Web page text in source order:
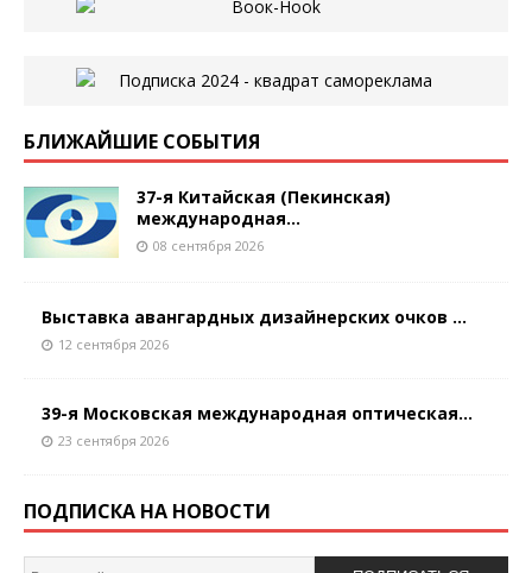
БЛИЖАЙШИЕ СОБЫТИЯ
37-я Китайская (Пекинская)
международная...
08 сентября 2026
Выставка авангардных дизайнерских очков ...
12 сентября 2026
39-я Московская международная оптическая...
23 сентября 2026
ПОДПИСКА НА НОВОСТИ